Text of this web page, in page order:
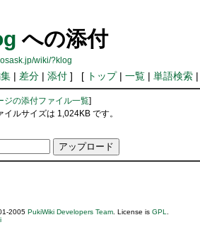
への添付
wiki/?klog
| 差分| 添付] [ トップ| 一覧| 単語検索
ジの添付ファイル一覧]
ルサイズは 1,024KB です。
2005 PukiWiki Developers Team. License is GPL